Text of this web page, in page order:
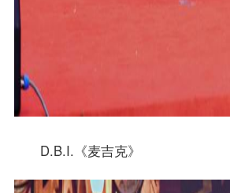
D.B.I.《麦吉克》